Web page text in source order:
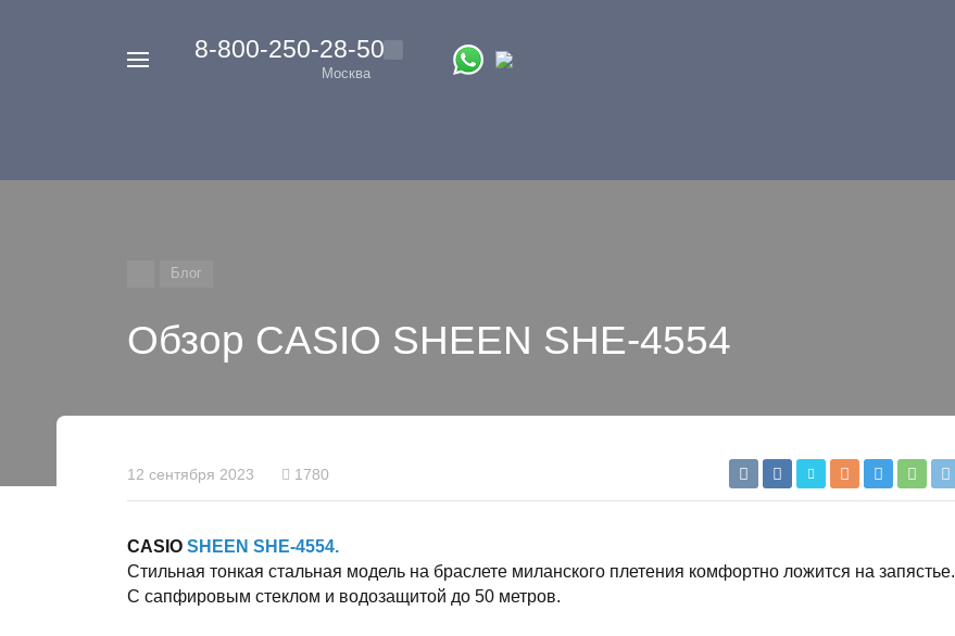
‭8-800-250-28-50
Москва
Блог
Обзор CASIO SHEEN SHE-4554
12 сентября 2023 1780
CASIO SHEEN SHE-4554.
Стильная тонкая стальная модель на браслете миланского плетения комфортно ложится на запястье.
С сапфировым стеклом и водозащитой до 50 метров.